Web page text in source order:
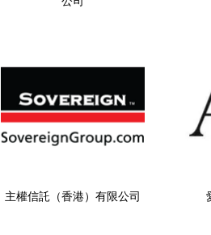
主權信託（香港）有限公司